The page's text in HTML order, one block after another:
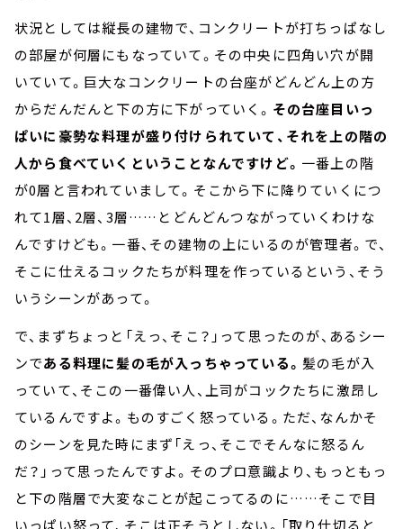
状況としては縦長の建物で、コンクリートが打ちっぱなし
の部屋が何層にもなっていて。その中央に四角い穴が開
いていて。巨大なコンクリートの台座がどんどん上の方
からだんだんと下の方に下がっていく。 その台座目いっ
ぱいに豪勢な料理が盛り付けられていて、それを上の階の
人から食べていくということなんですけど。 一番上の階
が0層と言われていまして。そこから下に降りていくにつ
れて1層、2層、3層……とどんどんつながっていくわけな
んですけども。一番、その建物の上にいるのが管理者。で、
そこに仕えるコックたちが料理を作っているという、そう
いうシーンがあって。
で、まずちょっと「えっ、そこ？」って思ったのが、あるシー
ンである料理に髪の毛が入っちゃっている。 髪の毛が入
っていて、そこの一番偉い人、上司がコックたちに激昂し
ているんですよ。ものすごく怒っている。ただ、なんかそ
のシーンを見た時にまず「えっ、そこでそんなに怒るん
だ？」って思ったんですよ。そのプロ意識より、もっともっ
と下の階層で大変なことが起こってるのに……そこで目
いっぱい怒って、そこは正そうとしない。「取り仕切ると